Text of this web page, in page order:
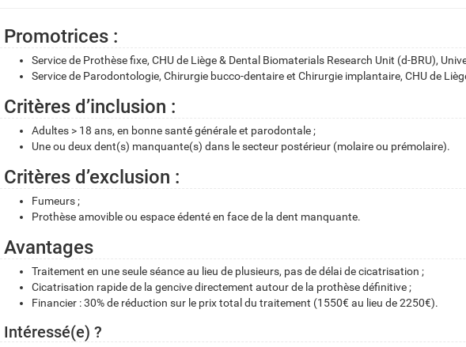
Promotrices :
Service de Prothèse fixe, CHU de Liège & Dental Biomaterials Research Unit (d-BRU),
Service de Parodontologie, Chirurgie bucco-dentaire et Chirurgie implantaire, CHU de
Critères d’inclusion :
Adultes > 18 ans, en bonne santé́ générale et parodontale ;
Une ou deux dent(s) manquante(s) dans le secteur postérieur (molaire ou prémolaire).
Critères d’exclusion :
Fumeurs ;
Prothèse amovible ou espace édenté en face de la dent manquante.
Avantages
Traitement en une seule séance au lieu de plusieurs, pas de délai de cicatrisation ;
Cicatrisation rapide de la gencive directement autour de la prothèse définitive ;
Financier : 30% de réduction sur le prix total du traitement (1550€ au lieu de 2250€).
Intéressé(e) ?